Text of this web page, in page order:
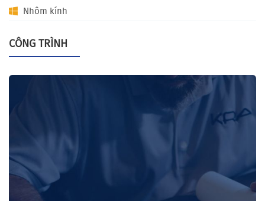
Nhôm kính
CÔNG TRÌNH